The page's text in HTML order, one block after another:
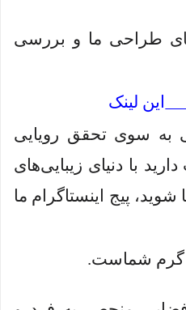
طراحی ما و بررسی
این لینک
به سوی تحقق رویایی
با دنیای زیبایی‌های
پیج اینستاگرام ما
گرم شماست.